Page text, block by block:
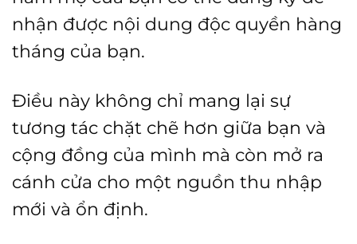
nhận được nội dung độc quyền hàng
tháng của bạn.
Điều này không chỉ mang lại sự
tương tác chặt chẽ hơn giữa bạn và
cộng đồng của mình mà còn mở ra
cánh cửa cho một nguồn thu nhập
mới và ổn định.